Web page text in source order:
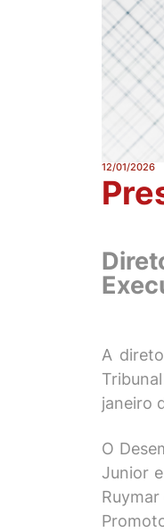
12/01/2026
A
janeiro
O
Junior